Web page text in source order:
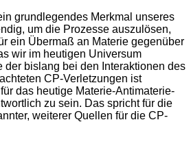
grundlegendes Merkmal unseres
um die Prozesse auszulösen,
ein Übermaß an Materie gegenüber
wir im heutigen Universum
der bislang bei den Interaktionen des
CP-Verletzungen ist
das heutige Materie-Antimaterie-
zu sein. Das spricht für die
weiterer Quellen für die CP-